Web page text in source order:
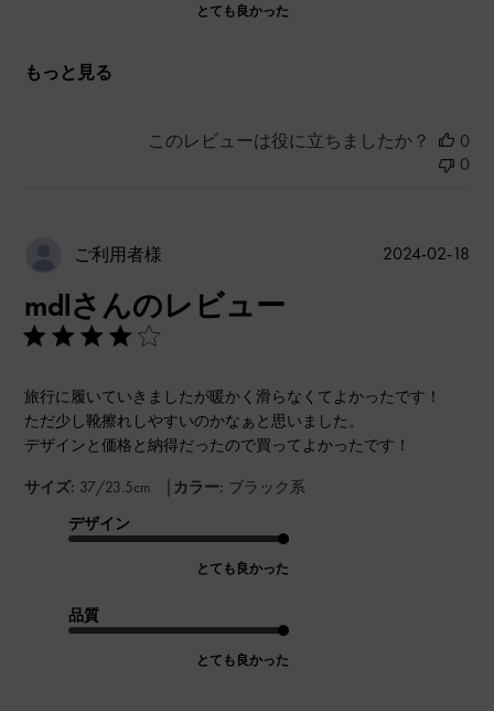
とても良かった
もっと見る
このレビューは役に立ちましたか？
0
0
ご利用者様
mdlさんのレビュー
旅行に履いていきましたが暖かく滑らなくてよかったです！
ただ少し靴擦れしやすいのかなぁと思いました。
デザインと価格と納得だったので買ってよかったです！
サイズ: 37/23.5cm | カラー: ブラック系
デザイン
とても良かった
品質
とても良かった
公
2024-02-18